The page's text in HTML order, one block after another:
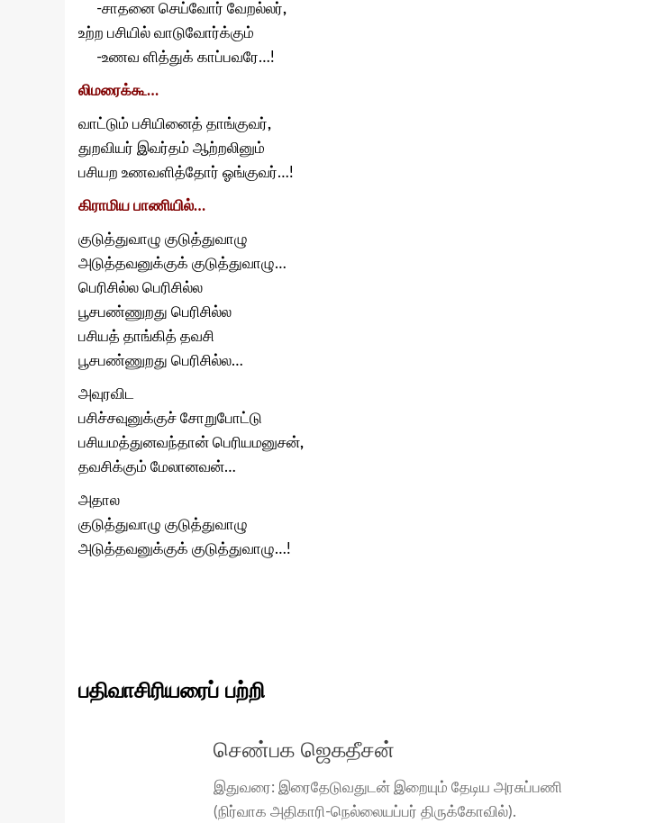
-சாதனை செய்வோர் வேறல்லர்,
உற்ற பசியில் வாடுவோர்க்கும்
-உணவ ளித்துக் காப்பவரே…!
லிமரைக்கூ…
வாட்டும் பசியினைத் தாங்குவர்,
துறவியர் இவர்தம் ஆற்றலினும்
பசியற உணவளித்தோர் ஓங்குவர்…!
கிராமிய பாணியில்…
குடுத்துவாழு குடுத்துவாழு
அடுத்தவனுக்குக் குடுத்துவாழு…
பெரிசில்ல பெரிசில்ல
பூசபண்ணுறது பெரிசில்ல
பசியத் தாங்கித் தவசி
பூசபண்ணுறது பெரிசில்ல…
அவுரவிட
பசிச்சவுனுக்குச் சோறுபோட்டு
பசியமத்துனவந்தான் பெரியமனுசன்,
தவசிக்கும் மேலானவன்…
அதால
குடுத்துவாழு குடுத்துவாழு
அடுத்தவனுக்குக் குடுத்துவாழு…!
பதிவாசிரியரைப் பற்றி
செண்பக ஜெகதீசன்
இதுவரை: இரைதேடுவதுடன் இறையும் தேடிய அரசுப்பணி
(நிர்வாக அதிகாரி-நெல்லையப்பர் திருக்கோவில்).